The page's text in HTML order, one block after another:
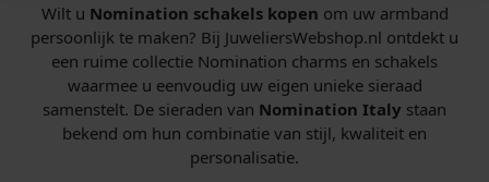
Wilt u Nomination schakels kopen om uw armband
persoonlijk te maken? Bij JuweliersWebshop.nl ontdekt u
een ruime collectie Nomination charms en schakels
waarmee u eenvoudig uw eigen unieke sieraad
samenstelt. De sieraden van Nomination Italy staan
bekend om hun combinatie van stijl, kwaliteit en
personalisatie.